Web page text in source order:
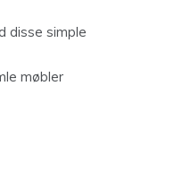
disse simple
møbler